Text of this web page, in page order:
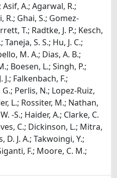
Asif, A.; Agarwal, R.;
Ghai, S.; Gomez-
T.; Radtke, J. P.; Kesch,
S. S.; Hu, J. C.;
M. A.; Dias, A. B.;
Boesen, L.; Singh, P.;
J.; Falkenbach, F.;
Perlis, N.; Lopez-Ruiz,
L.; Rossiter, M.; Nathan,
-S.; Haider, A.; Clarke, C.
C.; Dickinson, L.; Mitra,
J. A.; Takwoingi, Y.;
F.; Moore, C. M.;